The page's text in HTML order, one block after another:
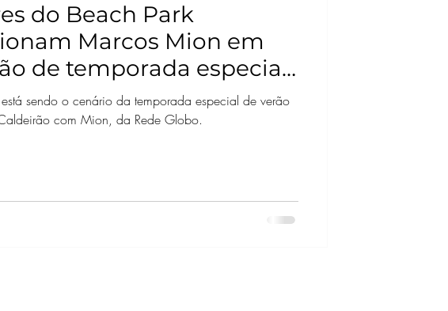
do Beach Park
Marcos Mion em
de temporada especial
de verão
sendo o cenário da temporada especial de verão
com Mion, da Rede Globo.